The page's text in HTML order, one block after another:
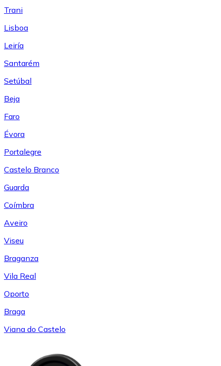
Trani
Lisboa
Leiría
Santarém
Setúbal
Beja
Faro
Évora
Portalegre
Castelo Branco
Guarda
Coímbra
Aveiro
Viseu
Braganza
Vila Real
Oporto
Braga
Viana do Castelo